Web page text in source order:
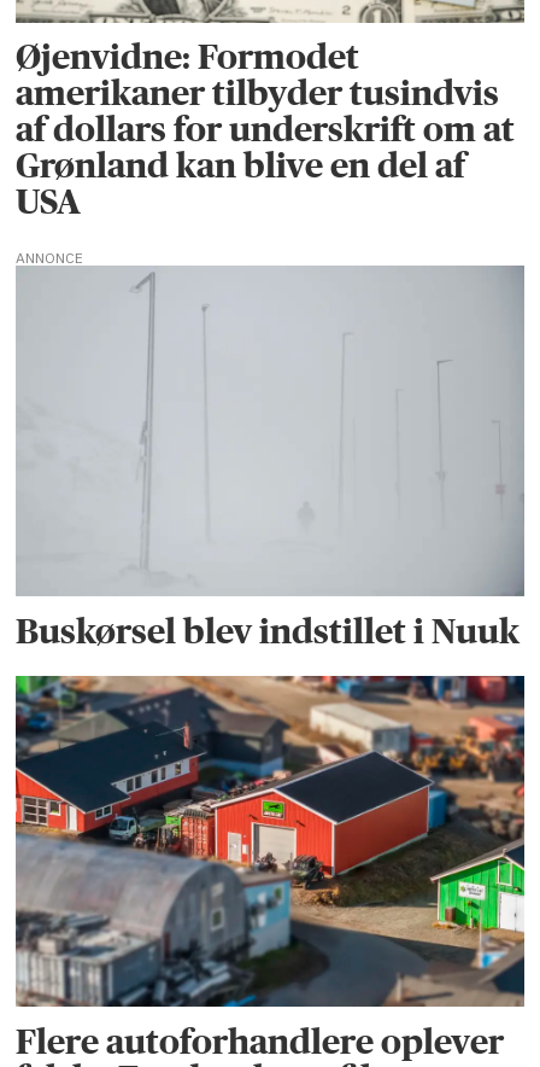
Øjenvidne: Formodet
amerikaner tilbyder tusindvis
af dollars for underskrift om at
Grønland kan blive en del af
USA
ANNONCE
Buskørsel blev indstillet i Nuuk
Flere autoforhandlere oplever